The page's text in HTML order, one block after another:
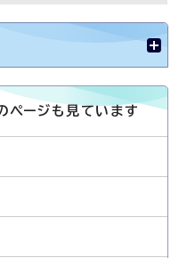
ページも見ています